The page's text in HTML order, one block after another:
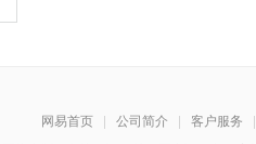
网易首页 | 公司简介 | 客户服务
|